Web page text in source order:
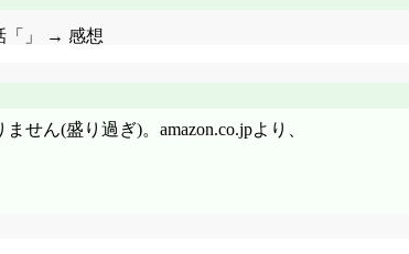
「」 → 感想
せん(盛り過ぎ)。amazon.co.jpより、